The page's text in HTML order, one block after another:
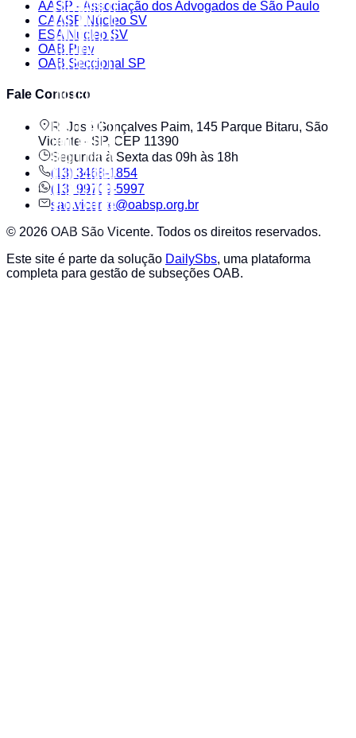
AASP - Associação dos Advogados de São Paulo
CAASP Núcleo SV
ESA Núcleo SV
OAB Prev
OAB Seccional SP
Fale Conosco
R. José Gonçalves Paim, 145 Parque Bitaru, São
Vicente - SP, CEP 11390
Segunda à Sexta das 09h às 18h
(13) 3468-1854
(13) 99709-5997
sao.vicente@oabsp.org.br
© 2026 OAB São Vicente. Todos os direitos reservados.
Este site é parte da solução DailySbs, uma plataforma
completa para gestão de subseções OAB.